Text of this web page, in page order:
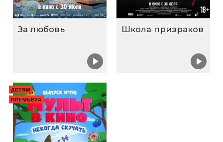
За любовь Школа призраков
ДЕТЯМ
ПРЕМЬЕРА